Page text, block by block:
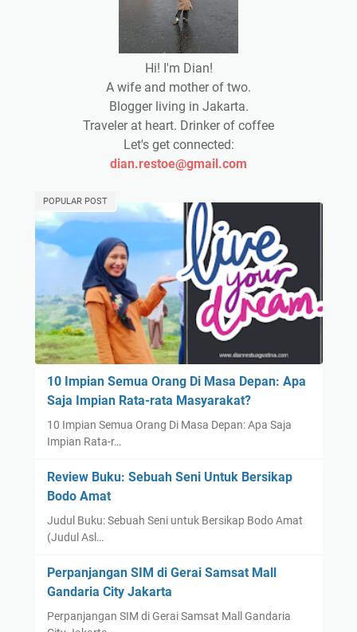
Hi! I'm Dian!
A wife and mother of two.
Blogger living in Jakarta.
Traveler at heart. Drinker of coffee
Let's get connected:
dian.restoe@gmail.com
POPULAR POST
10 Impian Semua Orang Di Masa Depan: Apa
Saja Impian Rata-rata Masyarakat?
10 Impian Semua Orang Di Masa Depan: Apa Saja
Impian Rata-r…
Review Buku: Sebuah Seni Untuk Bersikap
Bodo Amat
Judul Buku: Sebuah Seni untuk Bersikap Bodo Amat
(Judul Asl…
Perpanjangan SIM di Gerai Samsat Mall
Gandaria City Jakarta
Perpanjangan SIM di Gerai Samsat Mall Gandaria